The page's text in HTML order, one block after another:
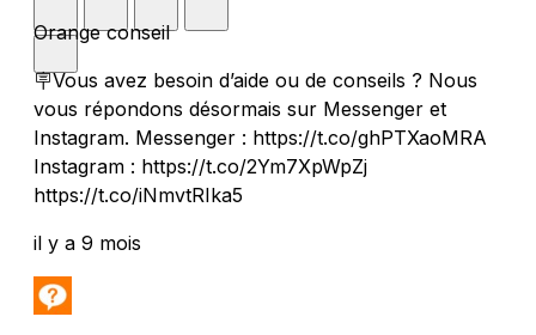
Orange conseil
🪧Vous avez besoin d’aide ou de conseils ? Nous
vous répondons désormais sur Messenger et
Instagram. Messenger : https://t.co/ghPTXaoMRA
Instagram : https://t.co/2Ym7XpWpZj
https://t.co/iNmvtRIka5
il y a 9 mois